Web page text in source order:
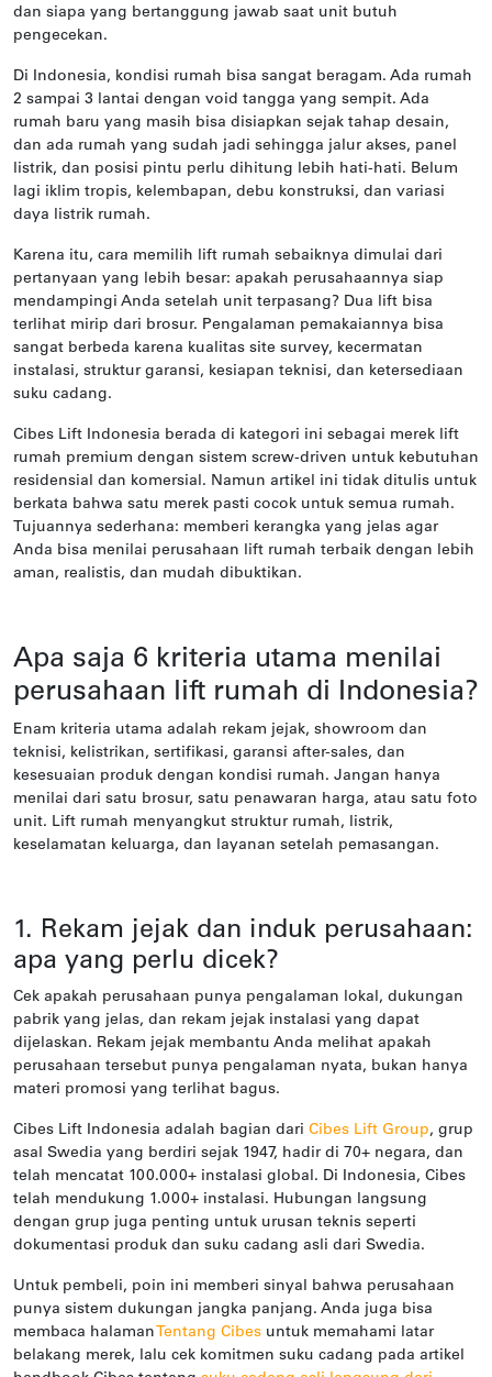
dan siapa yang bertanggung jawab saat unit butuh
pengecekan.
Di Indonesia, kondisi rumah bisa sangat beragam. Ada rumah
2 sampai 3 lantai dengan void tangga yang sempit. Ada
rumah baru yang masih bisa disiapkan sejak tahap desain,
dan ada rumah yang sudah jadi sehingga jalur akses, panel
listrik, dan posisi pintu perlu dihitung lebih hati-hati. Belum
lagi iklim tropis, kelembapan, debu konstruksi, dan variasi
daya listrik rumah.
Karena itu, cara memilih lift rumah sebaiknya dimulai dari
pertanyaan yang lebih besar: apakah perusahaannya siap
mendampingi Anda setelah unit terpasang? Dua lift bisa
terlihat mirip dari brosur. Pengalaman pemakaiannya bisa
sangat berbeda karena kualitas site survey, kecermatan
instalasi, struktur garansi, kesiapan teknisi, dan ketersediaan
suku cadang.
Cibes Lift Indonesia berada di kategori ini sebagai merek lift
rumah premium dengan sistem screw-driven untuk kebutuhan
residensial dan komersial. Namun artikel ini tidak ditulis untuk
berkata bahwa satu merek pasti cocok untuk semua rumah.
Tujuannya sederhana: memberi kerangka yang jelas agar
Anda bisa menilai perusahaan lift rumah terbaik dengan lebih
aman, realistis, dan mudah dibuktikan.
Apa saja 6 kriteria utama menilai
perusahaan lift rumah di Indonesia?
Enam kriteria utama adalah rekam jejak, showroom dan
teknisi, kelistrikan, sertifikasi, garansi after-sales, dan
kesesuaian produk dengan kondisi rumah. Jangan hanya
menilai dari satu brosur, satu penawaran harga, atau satu foto
unit. Lift rumah menyangkut struktur rumah, listrik,
keselamatan keluarga, dan layanan setelah pemasangan.
1. Rekam jejak dan induk perusahaan:
apa yang perlu dicek?
Cek apakah perusahaan punya pengalaman lokal, dukungan
pabrik yang jelas, dan rekam jejak instalasi yang dapat
dijelaskan. Rekam jejak membantu Anda melihat apakah
perusahaan tersebut punya pengalaman nyata, bukan hanya
materi promosi yang terlihat bagus.
Cibes Lift Indonesia adalah bagian dari Cibes Lift Group, grup
asal Swedia yang berdiri sejak 1947, hadir di 70+ negara, dan
telah mencatat 100.000+ instalasi global. Di Indonesia, Cibes
telah mendukung 1.000+ instalasi. Hubungan langsung
dengan grup juga penting untuk urusan teknis seperti
dokumentasi produk dan suku cadang asli dari Swedia.
Untuk pembeli, poin ini memberi sinyal bahwa perusahaan
punya sistem dukungan jangka panjang. Anda juga bisa
membaca halaman
Tentang Cibes untuk memahami latar
belakang merek, lalu cek komitmen suku cadang pada artikel